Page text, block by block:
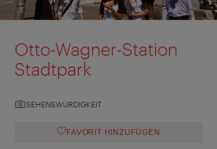
Otto-Wagner-Station
Stadtpark
SEHENSWÜRDIGKEIT
FAVORIT HINZUFÜGEN